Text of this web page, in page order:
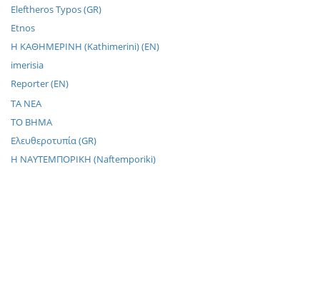
Eleftheros Typos (GR)
Etnos
H KAΘHMEPINH (Kathimerini) (EN)
imerisia
Reporter (EN)
TA NEA
TO BHMA
Ελευθεροτυπία (GR)
Η NΑΥΤΕΜΠΟΡΙΚΗ (Naftemporiki)